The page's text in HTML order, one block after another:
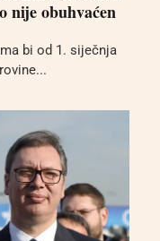
nije obuhvaćen
bi od 1. siječnja